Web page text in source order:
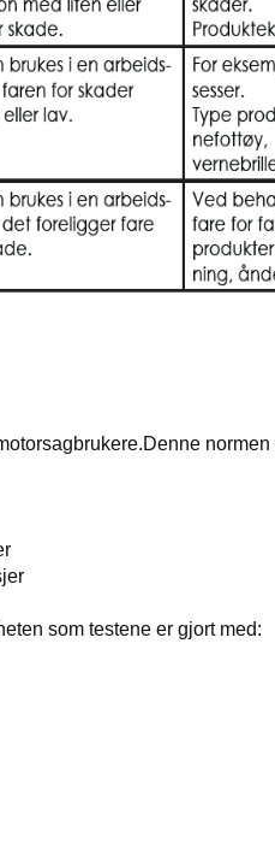
som testene er gjort med: